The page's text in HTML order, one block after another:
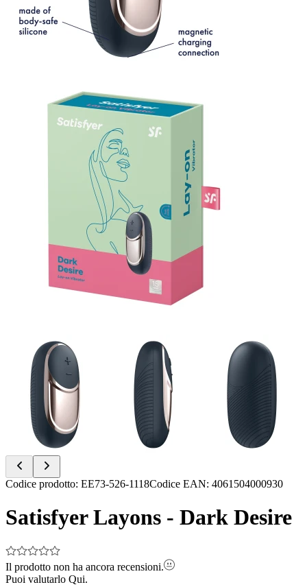
Item
of
7
Codice prodotto: EE73-526-1118Codice EAN: 4061504000930
Satisfyer Layons - Dark Desire
Il prodotto non ha ancora recensioni.
Puoi valutarlo Qui.